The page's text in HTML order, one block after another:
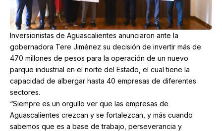
Inversionistas de Aguascalientes anunciaron ante la
gobernadora Tere Jiménez su decisión de invertir más de
470 millones de pesos para la operación de un nuevo
parque industrial en el norte del Estado, el cual tiene la
capacidad de albergar hasta 40 empresas de diferentes
sectores.
“Siempre es un orgullo ver que las empresas de
Aguascalientes crezcan y se fortalezcan, y más cuando
sabemos que es a base de trabajo, perseverancia y